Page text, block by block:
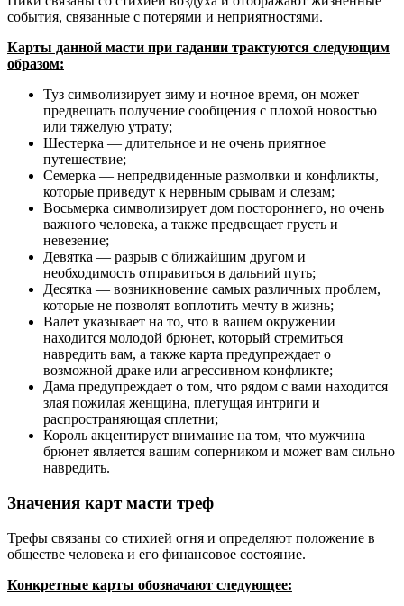
события, связанные с потерями и неприятностями.
Карты данной масти при гадании трактуются следующим
образом:
Туз символизирует зиму и ночное время, он может
предвещать получение сообщения с плохой новостью
или тяжелую утрату;
Шестерка — длительное и не очень приятное
путешествие;
Семерка — непредвиденные размолвки и конфликты,
которые приведут к нервным срывам и слезам;
Восьмерка символизирует дом постороннего, но очень
важного человека, а также предвещает грусть и
невезение;
Девятка — разрыв с ближайшим другом и
необходимость отправиться в дальний путь;
Десятка — возникновение самых различных проблем,
которые не позволят воплотить мечту в жизнь;
Валет указывает на то, что в вашем окружении
находится молодой брюнет, который стремиться
навредить вам, а также карта предупреждает о
возможной драке или агрессивном конфликте;
Дама предупреждает о том, что рядом с вами находится
злая пожилая женщина, плетущая интриги и
распространяющая сплетни;
Король акцентирует внимание на том, что мужчина
брюнет является вашим соперником и может вам сильно
навредить.
Значения карт масти треф
Трефы связаны со стихией огня и определяют положение в
обществе человека и его финансовое состояние.
Конкретные карты обозначают следующее: